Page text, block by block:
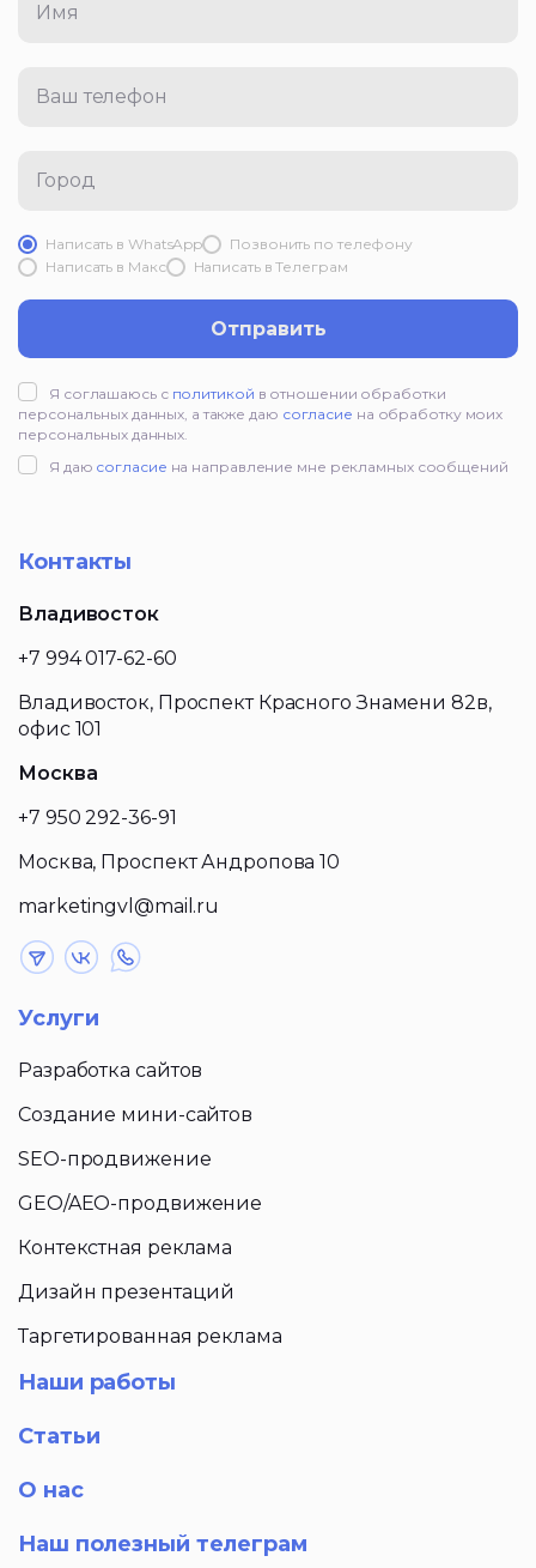
Имя
Ваш телефон
Город
Написать в WhatsApp
Позвонить по телефону
Написать в Mакс
Написать в Телеграм
Отправить
Я соглашаюсь с политикой в отношении обработки
персональных данных, а также даю согласие на обработку моих
персональных данных.
Я даю согласие на направление мне рекламных сообщений
Контакты
Владивосток
+7 994 017-62-60
Владивосток, Проспект Красного Знамени 82в,
офис 101
Москва
+7 950 292-36-91
Москва, Проспект Андропова 10
marketingvl@mail.ru
Услуги
Разработка сайтов
Создание мини-сайтов
SEO-продвижение
GEO/AEO-продвижение
Контекстная реклама
Дизайн презентаций
Таргетированная реклама
Наши работы
Статьи
О нас
Наш полезный телеграм